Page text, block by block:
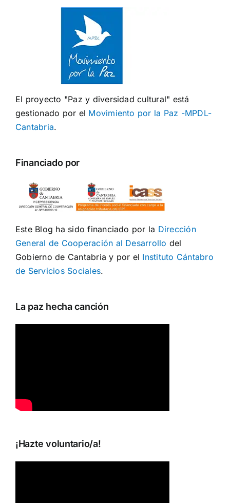
El proyecto "Paz y diversidad cultural" está
gestionado por el Movimiento por la Paz -MPDL-
Cantabria.
Financiado por
Este Blog ha sido financiado por la Dirección
General de Cooperación al Desarrollo del
Gobierno de Cantabria y por el Instituto Cántabro
de Servicios Sociales.
La paz hecha canción
¡Hazte voluntario/a!